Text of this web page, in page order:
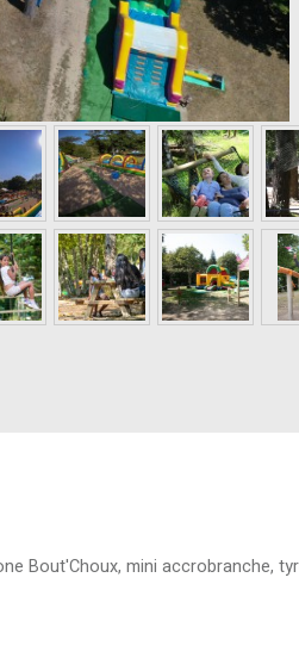
Bout'Choux, mini accrobranche,